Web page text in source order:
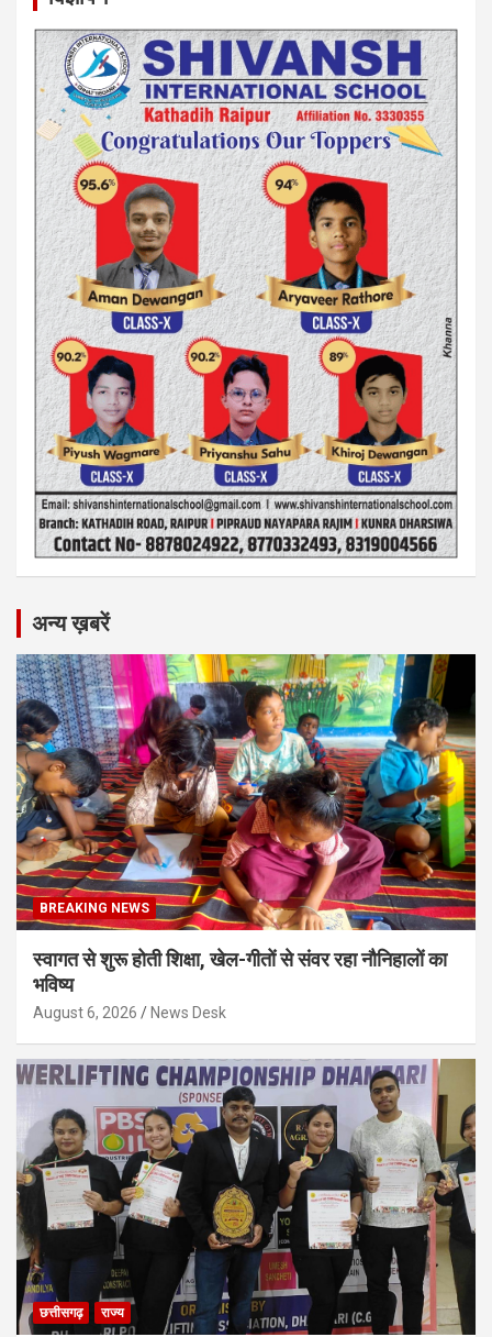
अन्य ख़बरें
BREAKING NEWS
स्वागत से शुरू होती शिक्षा, खेल-गीतों से संवर रहा नौनिहालों का
भविष्य
August 6, 2026 News Desk
छत्तीसगढ़ राज्य